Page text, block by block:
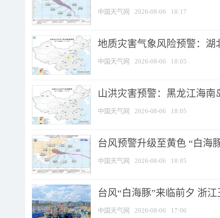
中国天气网 2026-08-06 18:17
地质灾害气象风险预警：湖
中国天气网 2026-08-06 18:05
山洪灾害预警：黑龙江海
中国天气网 2026-08-06 18:05
台风预警升级至黄色 “白海
中国天气网 2026-08-06 18:05
台风“白海豚”来临前夕 浙
中国天气网 2026-08-06 17:06